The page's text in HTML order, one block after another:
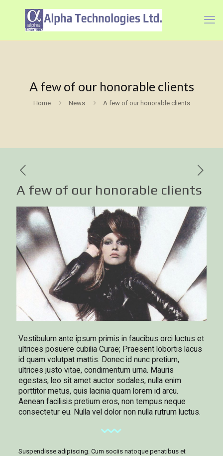
A few of our honorable clients
Home News A few of our honorable clients
A few of our honorable clients
Vestibulum ante ipsum primis in faucibus orci luctus et
ultrices posuere cubilia Curae; Praesent lobortis lacus
id quam volutpat mattis. Donec id nunc pretium,
ultrices justo vitae, condimentum urna. Mauris
egestas, leo sit amet auctor sodales, nulla enim
porttitor metus, quis lacinia quam lorem id arcu.
Aenean facilisis pretium eros, non tempus neque
consectetur eu. Nulla vel dolor non nulla rutrum luctus.
Suspendisse adipiscing. Cum sociis natoque penatibus et